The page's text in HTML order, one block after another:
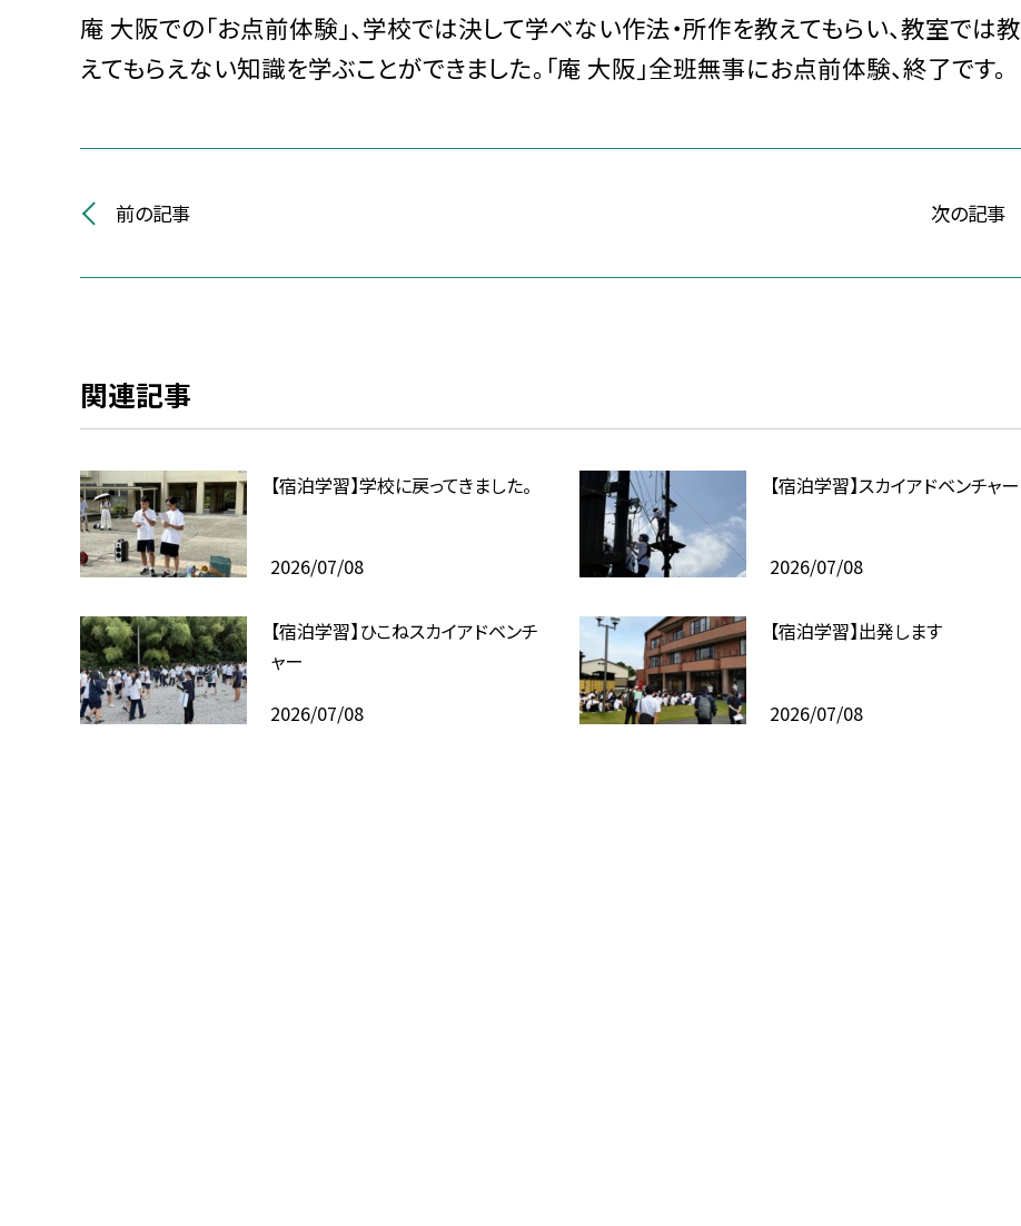
庵 大阪での「お点前体験」、学校では決して学べない作法・所作を教えてもらい、教室では教
えてもらえない知識を学ぶことができました。「庵 大阪」全班無事にお点前体験、終了です。
前の記事 次の記事
関連記事
【宿泊学習】学校に戻ってきました。
2026/07/08
【宿泊学習】スカイアドベンチャー
2026/07/08
【宿泊学習】ひこねスカイアドベンチ
ャー
2026/07/08
【宿泊学習】出発します
2026/07/08